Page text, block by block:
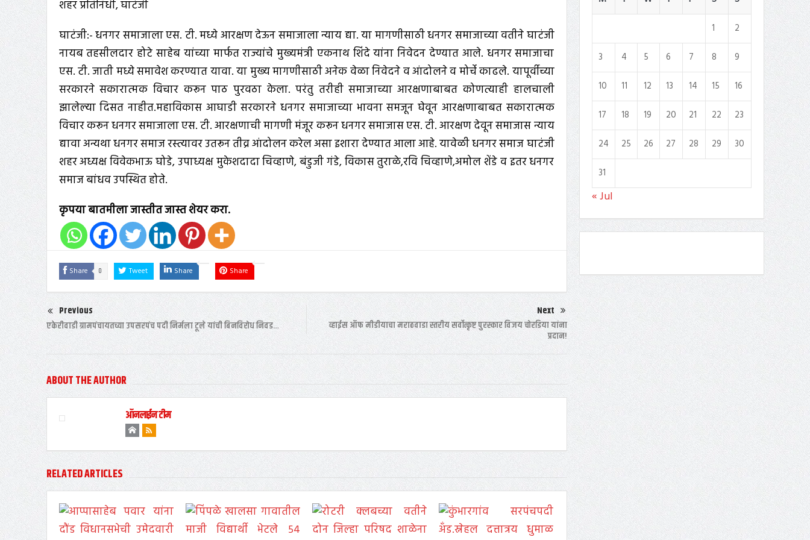
शहर प्रतिनिधी, घाटंजी
घाटंजी:- धनगर समाजाला एस. टी. मध्ये आरक्षण देऊन समाजाला न्याय द्या. या मागणीसाठी धनगर समाजाच्या वतीने घाटंजी
नायब तहसीलदार होटे साहेब यांच्या मार्फत राज्यांचे मुख्यमंत्री एकनाथ शिंदे यांना निवेदन देण्यात आले. धनगर समाजाचा
एस. टी. जाती मध्ये समावेश करण्यात यावा. या मुख्य मागणीसाठी अनेक वेळा निवेदने व आंदोलने व मोर्चे काढले. यापूर्वीच्या
सरकारने सकारात्मक विचार करून पाठ पुरवठा केला. परंतु तरीही समाजाच्या आरक्षणाबाबत कोणत्याही हालचाली
झालेल्या दिसत नाहीत.महाविकास आघाडी सरकारने धनगर समाजाच्या भावना समजून घेवून आरक्षणाबाबत सकारात्मक
विचार करून धनगर समाजाला एस. टी. आरक्षणाची मागणी मंजूर करून धनगर समाजास एस. टी. आरक्षण देवून समाजास न्याय
द्यावा अन्यथा धनगर समाज रस्त्यावर उतरून तीव्र आंदोलन करेल असा इशारा देण्यात आला आहे. यावेळी धनगर समाज घाटंजी
शहर अध्यक्ष विवेकभाऊ घोडे, उपाध्यक्ष मुकेशदादा चिव्हाणे, बंडुजी गंडे, विकास तुराळे,रवि चिव्हाणे,अमोल शेंडे व इतर धनगर
समाज बांधव उपस्थित होते.
कृपया बातमीला जास्तीत जास्त शेयर करा.
Share 0 Tweet Share Share
Previous
एकेरीवाडी ग्रामपंचायतच्या उपसरपंच पदी निर्मला टूले यांची बिनविरोध निवड…
Next
व्हाईस ऑफ मीडीयाचा मराठवाडा स्तरीय सर्वोत्कृष्ट पुरस्कार विजय चोरडिया यांना
प्रदान!
ABOUT THE AUTHOR
ऑनलाईन टीम
RELATED ARTICLES
1
2
3
4 5 6 7 8
9
10
11 12 13 14 15
16
17
18 19 20 21 22
23
24
25 26 27 28 29
30
31
« Jul